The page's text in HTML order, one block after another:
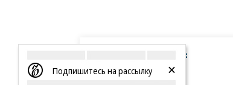
Все
06.08.2026
Подпишитесь на рассылку